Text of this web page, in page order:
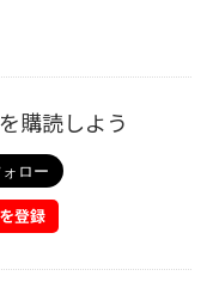
購読しよう